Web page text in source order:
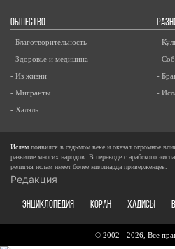
ОБЩЕСТВО
- Благотворительность
- Здоровье и медицина
- Из жизни
- Мигранты
- Халяль
-
-
-
-
Ислам появился в седьмом веке и оказал огромное
развитие многих народов. В переводе с арабского
религия ислам имеет более миллиарда приверженцев.
Редакция
ЭНЦИКЛОПЕДИЯ КОРАН ХАДИСЫ
© 2002 - 2026, Все